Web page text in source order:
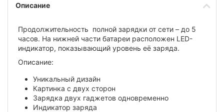
Описание
Продолжительность полной зарядки от сети – до 5
часов. На нижней части батареи расположен LED-
индикатор, показывающий уровень её заряда.
Описание:
Уникальный дизайн
Картинка с двух сторон
Зарядка двух гаджетов одновременно
Индикатор заряда